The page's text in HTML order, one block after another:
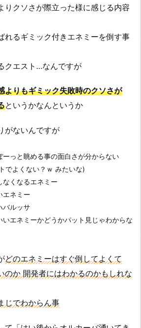
りクソさが際立った様に感じる内容
れるギミック付きエネミーを倒す事
クエスト…なんですが
よりもギミック失敗時のクソさが
というかなんというか
がないんですが
ーっと眺める事の面白さが分からない
でよくない？ｗ みたいな)
なくなるエネミー
エネミー
バルッサ
いエネミーかどうかパット見じゃわからな
どのエネミーはすぐ倒してよくて
のか 開発者にはわかるのかもしれな
じでわからん事